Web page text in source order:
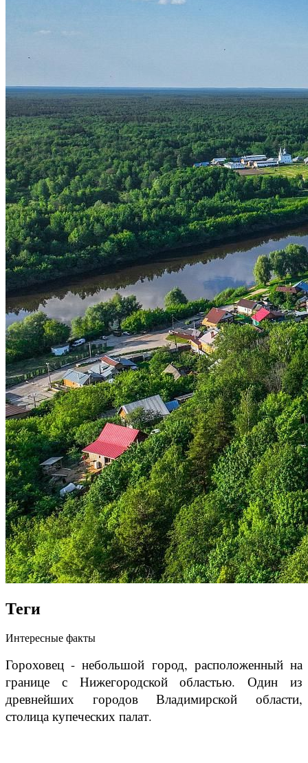
Теги
Интересные факты
Гороховец - небольшой город, расположенный на
границе с Нижегородской областью. Один из
древнейших городов Владимирской области,
столица купеческих палат.